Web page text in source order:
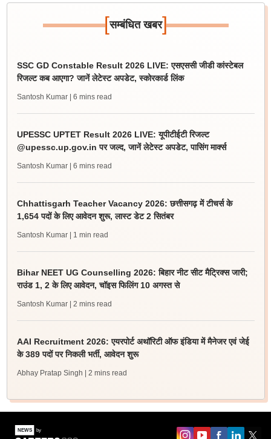
[सम्बंधित खबर]
SSC GD Constable Result 2026 LIVE: एसएससी जीडी कांस्टेबल
रिजल्ट कब आएगा? जानें लेटेस्ट अपडेट, स्कोरकार्ड लिंक
Santosh Kumar | 6 mins read
UPESSC UPTET Result 2026 LIVE: यूपीटीईटी रिजल्ट
@upessc.up.gov.in पर जल्द, जानें लेटेस्ट अपडेट, पासिंग मार्क्स
Santosh Kumar | 6 mins read
Chhattisgarh Teacher Vacancy 2026: छत्तीसगढ़ में टीचर्स के
1,654 पदों के लिए आवेदन शुरू, लास्ट डेट 2 सितंबर
Santosh Kumar | 1 min read
Bihar NEET UG Counselling 2026: बिहार नीट सीट मैट्रिक्स जारी;
राउंड 1, 2 के लिए आवेदन, चॉइस फिलिंग 10 अगस्त से
Santosh Kumar | 2 mins read
AAI Recruitment 2026: एयरपोर्ट अथॉरिटी ऑफ इंडिया में मैनेजर एवं जेई
के 389 पदों पर निकली भर्ती, आवेदन शुरू
Abhay Pratap Singh | 2 mins read